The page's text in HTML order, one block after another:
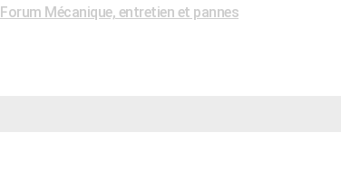
Forum Mécanique, entretien et pannes